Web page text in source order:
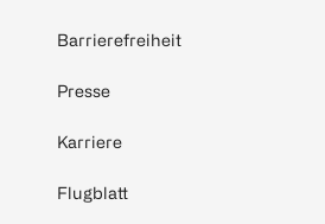
Barrierefreiheit
Presse
Karriere
Flugblatt